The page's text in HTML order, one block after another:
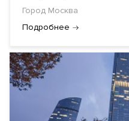
Город Москва
Подробнее